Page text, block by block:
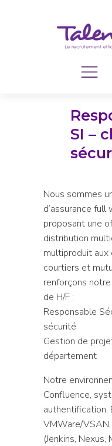
SI –
Nous sommes
d’assurance
proposant une
distribution
multiproduit aux
courtiers et
renforçons
de H/F :
Responsable
sécurité
Gestion de
département
Notre
Confluence,
authentification,
VMWare/
(Jenkins, Nexus,